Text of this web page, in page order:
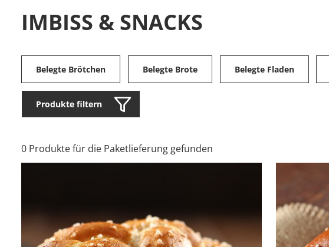
IMBISS & SNACKS
Belegte Brötchen Belegte Brote Belegte Fladen
Produkte filtern
0 Produkte für die Paketlieferung gefunden